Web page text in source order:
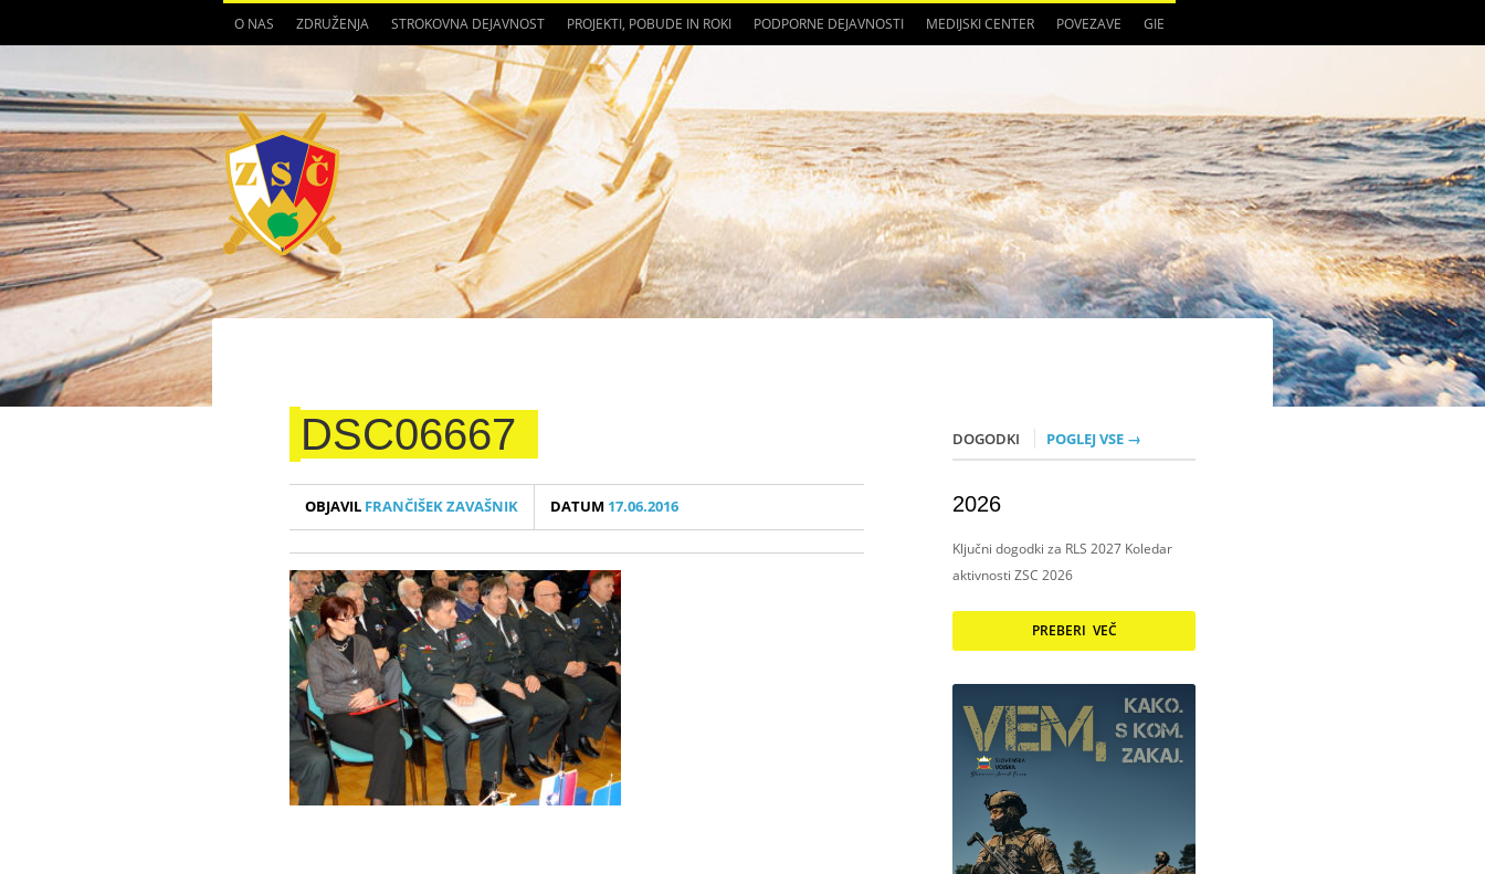
O NAS ZDRUŽENJA STROKOVNA DEJAVNOST PROJEKTI, POBUDE IN ROKI PODPORNE DEJAVNOSTI MEDIJSKI CENTER POVEZAVE GIE
DSC06667
OBJAVIL FRANČIŠEK ZAVAŠNIK DATUM 17.06.2016
DOGODKI POGLEJ VSE →
2026
Ključni dogodki za RLS 2027 Koledar
aktivnosti ZSC 2026
PREBERI VEČ